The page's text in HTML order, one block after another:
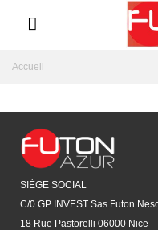
Accueil
SIÈGE SOCIAL
C/0 GP INVEST Sas Futon
18 Rue Pastorelli 06000 Nice